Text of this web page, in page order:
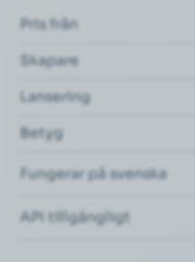
Pris från
Skapare
Lansering
Betyg
Fungerar på svenska
API tillgängligt